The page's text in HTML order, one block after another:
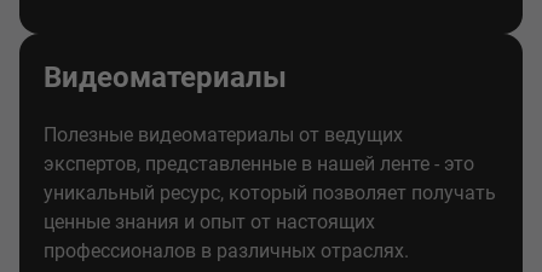
Видеоматериалы
Полезные видеоматериалы от ведущих
экспертов, представленные в нашей ленте - это
уникальный ресурс, который позволяет получать
ценные знания и опыт от настоящих
профессионалов в различных отраслях.